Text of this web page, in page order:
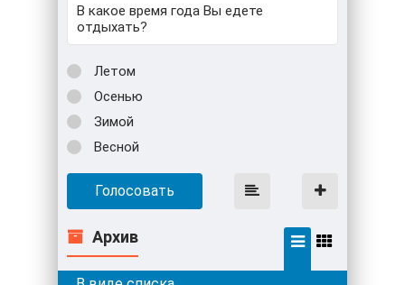
В какое время года Вы едете
отдыхать?
Летом
Осенью
Зимой
Весной
Голосовать
Архив